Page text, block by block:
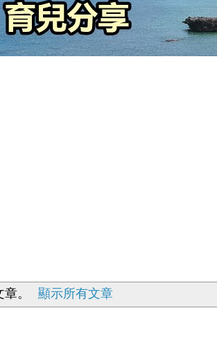
。 顯示所有文章